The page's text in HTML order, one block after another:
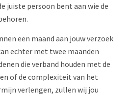
juiste persoon bent aan wie de
een maand aan jouw verzoek
echter met twee maanden
die verband houden met de
of de complexiteit van het
verlengen, zullen wij jou